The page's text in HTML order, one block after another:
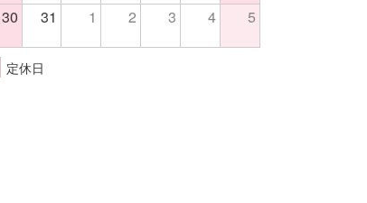
30 31 1 2 3 4 5
定休日